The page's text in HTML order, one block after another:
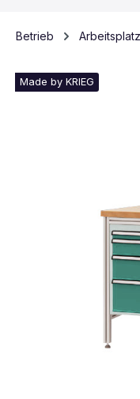
Betrieb
Made by KRIEG